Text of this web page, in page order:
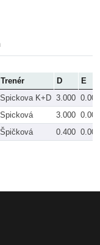
Trenér D
E
Spickova K+D 3.000 0.000
Spicková 3.000 0.000
Špičková 0.400 0.000